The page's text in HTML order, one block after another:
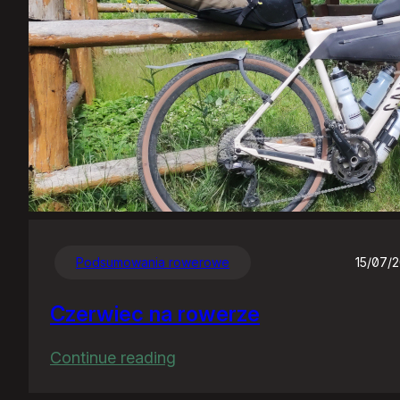
Podsumowania rowerowe 15/07/
Czerwiec na rowerze
Continue reading